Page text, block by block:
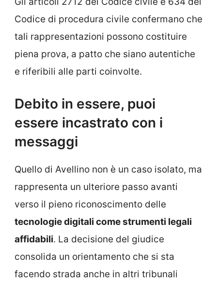
Codice di procedura civile confermano che
tali rappresentazioni possono costituire
piena prova, a patto che siano autentiche
e riferibili alle parti coinvolte.
Debito in essere, puoi
essere incastrato con i
messaggi
Quello di Avellino non è un caso isolato, ma
rappresenta un ulteriore passo avanti
verso il pieno riconoscimento delle
tecnologie digitali come strumenti legali
affidabili. La decisione del giudice
consolida un orientamento che si sta
facendo strada anche in altri tribunali